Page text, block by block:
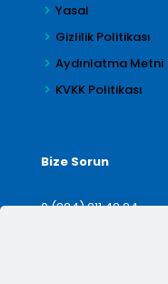
Yasal
Gizlilik Politikası
Aydınlatma Metni
KVKK Politikası
Bize Sorun
0 (224) 211 42 24